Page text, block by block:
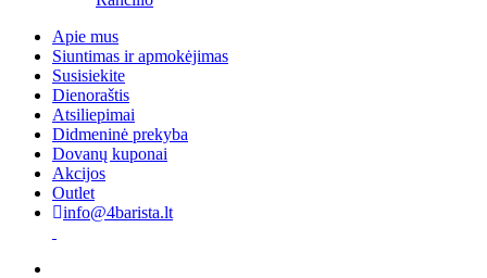
Apie mus
Siuntimas ir apmokėjimas
Susisiekite
Dienoraštis
Atsiliepimai
Didmeninė prekyba
Dovanų kuponai
Akcijos
Outlet
info@4barista.lt